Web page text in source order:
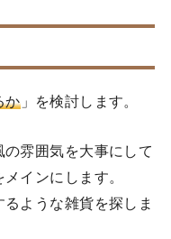
か」を検討します。
雰囲気を大事にして
インにします。
ような雑貨を探しま